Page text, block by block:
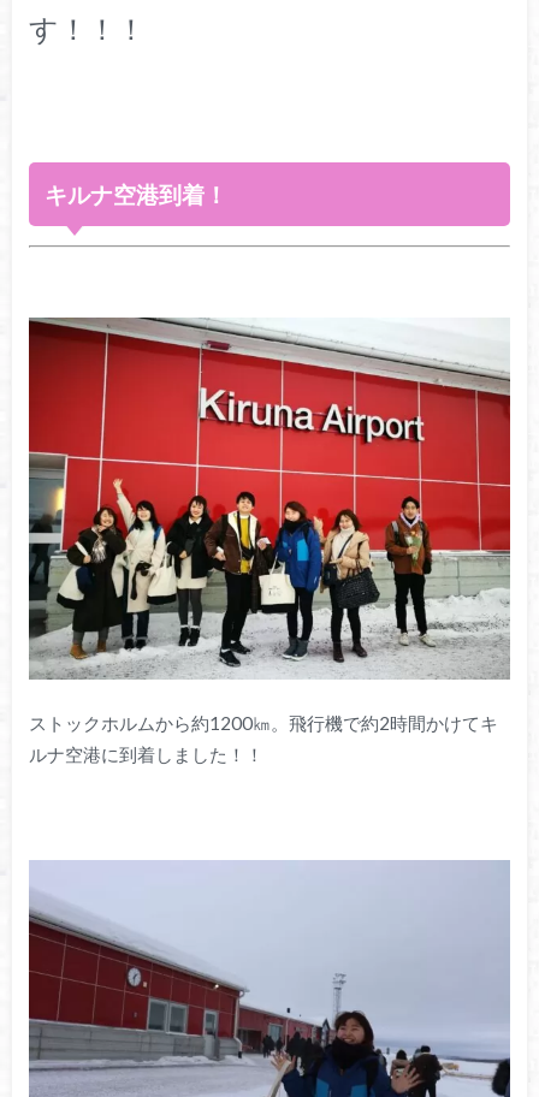
す！！！
キルナ空港到着！
ストックホルムから約1200㎞。飛行機で約2時間かけてキ
ルナ空港に到着しました！！